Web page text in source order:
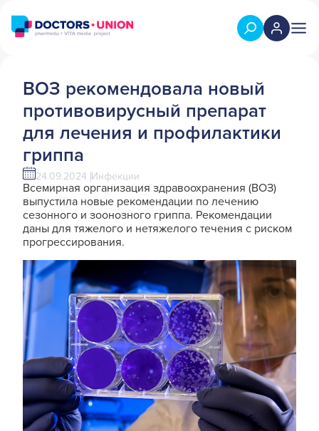
ВОЗ рекомендовала новый
противовирусный препарат
для лечения и профилактики
гриппа
24.09.2024 Инфекции
Всемирная организация здравоохранения (ВОЗ)
выпустила новые рекомендации по лечению
сезонного и зоонозного гриппа. Рекомендации
даны для тяжелого и нетяжелого течения с риском
прогрессирования.